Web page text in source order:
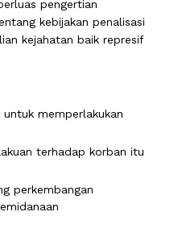
pengertian
kebijakan penalisasi
kejahatan baik represif
memperlakukan
terhadap korban itu
perkembangan